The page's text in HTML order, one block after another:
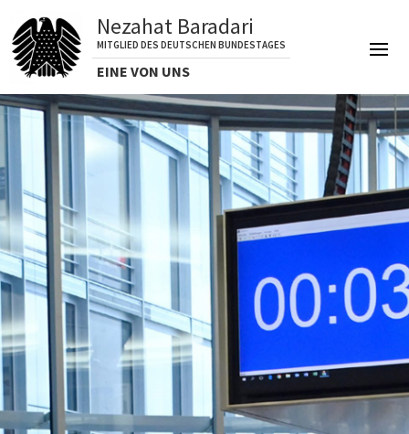
Nezahat Baradari
MITGLIED DES DEUTSCHEN BUNDESTAGES
EINE VON UNS